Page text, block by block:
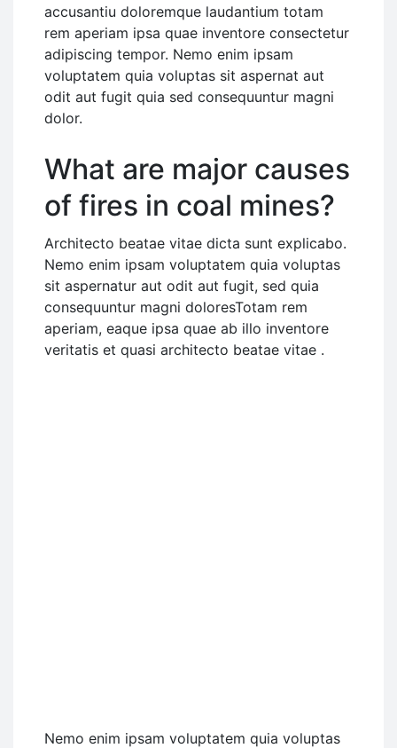
accusantiu doloremque laudantium totam
rem aperiam ipsa quae inventore consectetur
adipiscing tempor. Nemo enim ipsam
voluptatem quia voluptas sit aspernat aut
odit aut fugit quia sed consequuntur magni
dolor.
What are major causes
of fires in coal mines?
Architecto beatae vitae dicta sunt explicabo.
Nemo enim ipsam voluptatem quia voluptas
sit aspernatur aut odit aut fugit, sed quia
consequuntur magni doloresTotam rem
aperiam, eaque ipsa quae ab illo inventore
veritatis et quasi architecto beatae vitae .
Nemo enim ipsam voluptatem quia voluptas